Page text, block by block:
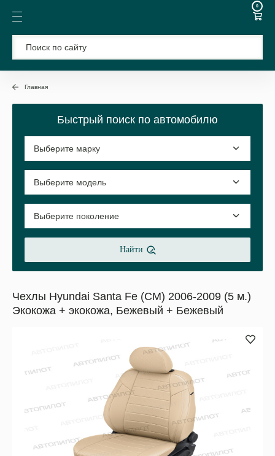
0
Главная
Быстрый поиск по автомобилю
Найти
Чехлы Hyundai Santa Fe (CM) 2006-2009 (5 м.)
Экокожа + экокожа, Бежевый + Бежевый